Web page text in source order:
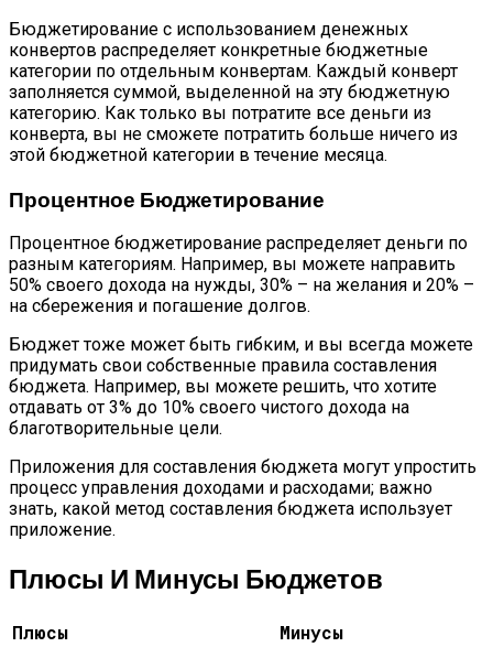
Металлических Дверей В Можайске
Бюджетирование с использованием денежных
конвертов распределяет конкретные бюджетные
категории по отдельным конвертам. Каждый конверт
заполняется суммой, выделенной на эту бюджетную
категорию. Как только вы потратите все деньги из
конверта, вы не сможете потратить больше ничего из
этой бюджетной категории в течение месяца.
Процентное Бюджетирование
Процентное бюджетирование распределяет деньги по
разным категориям. Например, вы можете направить
50% своего дохода на нужды, 30% – на желания и 20% –
на сбережения и погашение долгов.
Бюджет тоже может быть гибким, и вы всегда можете
придумать свои собственные правила составления
бюджета. Например, вы можете решить, что хотите
отдавать от 3% до 10% своего чистого дохода на
благотворительные цели.
Приложения для составления бюджета могут упростить
процесс управления доходами и расходами; важно
знать, какой метод составления бюджета использует
приложение.
Плюсы И Минусы Бюджетов
Плюсы Минусы